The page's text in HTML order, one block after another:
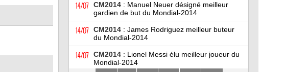
14/07 CM2014: Manuel Neuer désigné meilleur
gardien de but du Mondial-2014
14/07 CM2014: James Rodriguez meilleur buteur
du Mondial-2014
14/07 CM2014: Lionel Messi élu meilleur joueur du
Mondial-2014